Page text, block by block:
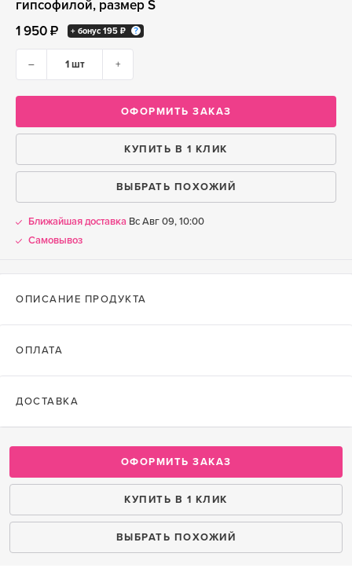
гипсофилой, размер S
1 950 ₽
+ бонус 195 ₽
– +
ОФОРМИТЬ ЗАКАЗ
КУПИТЬ В 1 КЛИК
ВЫБРАТЬ ПОХОЖИЙ
Ближайшая доставка Вс Авг 09, 10:00
Самовывоз
ОПИСАНИЕ ПРОДУКТА
ОПЛАТА
ДОСТАВКА
ОФОРМИТЬ ЗАКАЗ
КУПИТЬ В 1 КЛИК
ВЫБРАТЬ ПОХОЖИЙ